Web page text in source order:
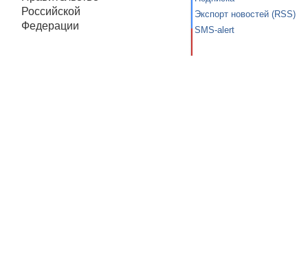
Российской
Федерации
Экспорт новостей (RSS)
SMS-alert